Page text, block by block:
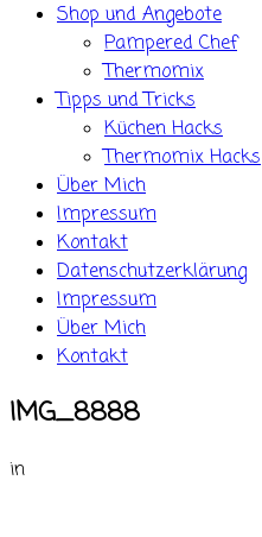
Shop und Angebote
Pampered Chef
Thermomix
Tipps und Tricks
Küchen Hacks
Thermomix Hacks
Über Mich
Impressum
Kontakt
Datenschutzerklärung
Impressum
Über Mich
Kontakt
IMG_8888
in